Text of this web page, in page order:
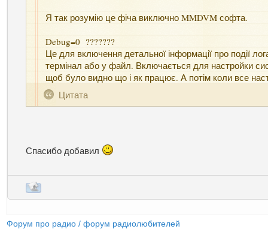
Цитата
Я так розумію це фіча виключно MMDVM софта.
Debug=0 ???????
Це для включення детальної інформації про події
термінал або у файл. Включається для настройки
щоб було видно що і як працює. А потім коли все
то ставиться на 0. Щоб не займати ресурси.
Спасибо добавил
Форум про радио / форум радиолюбителей